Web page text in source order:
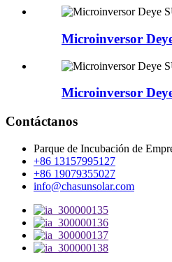
Microinversor
Microinversor
Contáctanos
Parque de Incubación de
+86 13157995127
+86 19079355027
info@chasunsolar.com